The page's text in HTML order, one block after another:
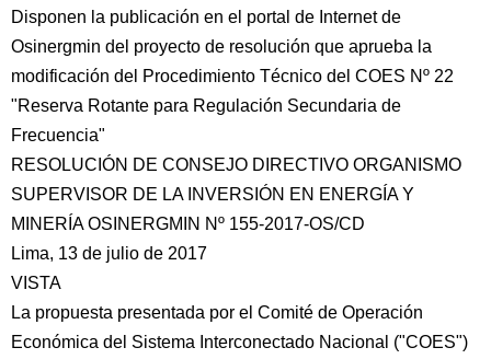
Disponen la publicación en el portal de Internet de
Osinergmin del proyecto de resolución que aprueba la
modificación del Procedimiento Técnico del COES Nº 22
"Reserva Rotante para Regulación Secundaria de
Frecuencia"
RESOLUCIÓN DE CONSEJO DIRECTIVO ORGANISMO
SUPERVISOR DE LA INVERSIÓN EN ENERGÍA Y
MINERÍA OSINERGMIN Nº 155-2017-OS/CD
Lima, 13 de julio de 2017
VISTA
La propuesta presentada por el Comité de Operación
Económica del Sistema Interconectado Nacional ("COES")